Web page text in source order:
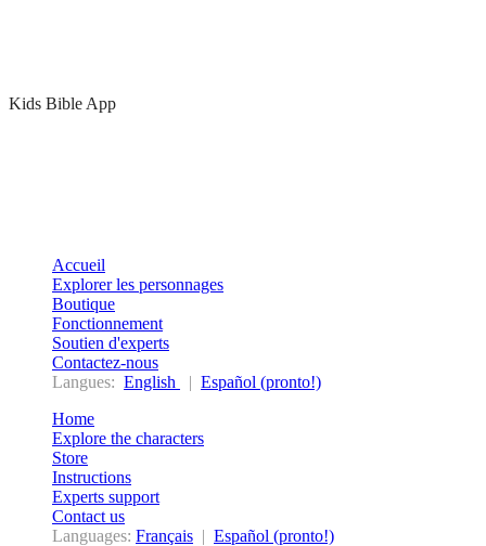
Kids Bible App
Accueil
Explorer les personnages
Boutique
Fonctionnement
Soutien d'experts
Contactez-nous
Langues: English | Español (pronto!)
Home
Explore the characters
Store
Instructions
Experts support
Contact us
Languages: Français | Español (pronto!)